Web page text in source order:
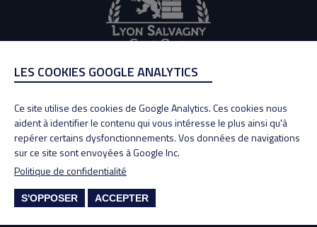
Adresse : 100, Rue des Granges
69890 La Tour de Salvagny
Tél : 04 78 48 88 48
> Annuaire des membres
(réservé aux membres)
LES COOKIES GOOGLE ANALYTICS
Ce site utilise des cookies de Google Analytics. Ces cookies nous
aident à identifier le contenu qui vous intéresse le plus ainsi qu'à
repérer certains dysfonctionnements. Vos données de navigations
sur ce site sont envoyées à Google Inc.
Politique de confidentialité
S'OPPOSER ACCEPTER